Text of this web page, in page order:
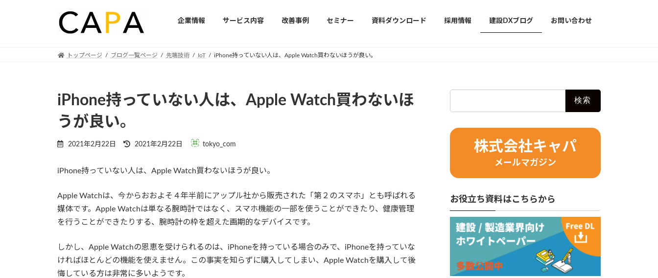
企業情報 サービス内容 改善事例 セミナー 資料ダウンロード 採用情報 建設DXブログ お問い合わせ
トップページ ブログ一覧ページ 先端技術 IoT iPhone持っていない人は、Apple Watch買わないほうが良い。
iPhone持っていない人は、Apple Watch買わないほ
うが良い。
2021年2月22日
Last
updated
2021年2月22日 tokyo_com
iPhone持っていない人は、Apple Watch買わないほうが良い。
Apple Watchは、今からおおよそ４年半前にアップル社から販売された「第２のスマホ」とも呼ばれる
媒体です。Apple Watchは単なる腕時計ではなく、スマホ機能の一部を使うことができたり、健康管理
を行うことができたりする、腕時計の枠を超えた画期的なデバイスです。
しかし、Apple Watchの恩恵を受けられるのは、iPhoneを持っている場合のみで、iPhoneを持っていな
ければほとんどの機能を使えません。この事実を知らずに購入してしまい、Apple Watchを購入して後
悔している方は非常に多いようです。
株式会社キャパ
メールマガジン
お役立ち資料はこちらから